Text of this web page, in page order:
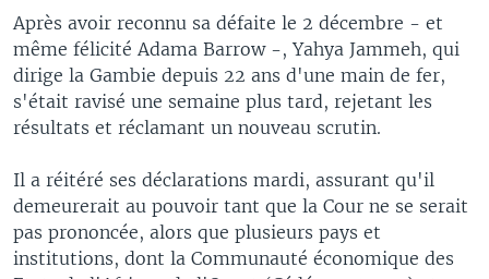
Après avoir reconnu sa défaite le 2 décembre - et
même félicité Adama Barrow -, Yahya Jammeh, qui
dirige la Gambie depuis 22 ans d'une main de fer,
s'était ravisé une semaine plus tard, rejetant les
résultats et réclamant un nouveau scrutin.
Il a réitéré ses déclarations mardi, assurant qu'il
demeurerait au pouvoir tant que la Cour ne se serait
pas prononcée, alors que plusieurs pays et
institutions, dont la Communauté économique des